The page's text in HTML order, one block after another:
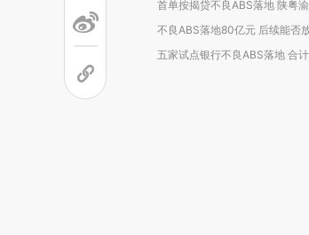
首单按揭贷不良ABS落地 陕粤
不良ABS落地80亿元 后续能否
五家试点银行不良ABS落地 合